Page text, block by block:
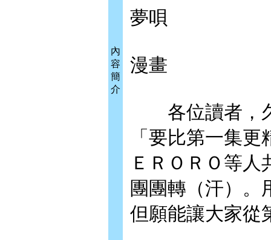
內
容
簡
介
夢唄
漫畫
各位讀者，久
「要比第一集
ＥＲＯＲＯ等
團團轉（汗）。
但願能讓大家從